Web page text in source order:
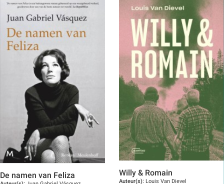
De namen van Feliza Willy & Romain
Auteur(s): Louis Van Dievel